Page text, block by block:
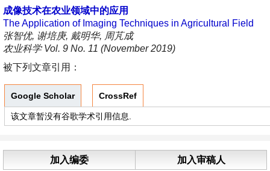
成像技术在农业领域中的应用
The Application of Imaging Techniques in Agricultural Field
张智优, 谢培庚, 戴明华, 周芃成
农业科学 Vol. 9 No. 11 (November 2019)
被下列文章引用：
Google Scholar CrossRef
该文章暂没有谷歌学术引用信息.
加入编委 加入审稿人